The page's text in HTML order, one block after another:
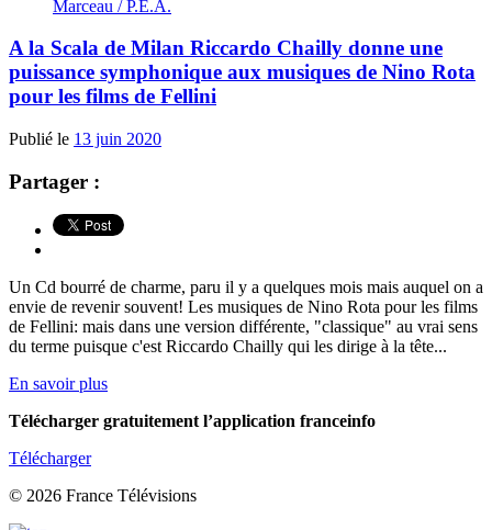
Marceau / P.E.A.
A la Scala de Milan Riccardo Chailly donne une
puissance symphonique aux musiques de Nino Rota
pour les films de Fellini
Publié le 13 juin 2020
Partager :
Un Cd bourré de charme, paru il y a quelques mois mais auquel on a
envie de revenir souvent! Les musiques de Nino Rota pour les films
de Fellini: mais dans une version différente, "classique" au vrai sens
du terme puisque c'est Riccardo Chailly qui les dirige à la tête...
En savoir plus
Télécharger gratuitement l’application franceinfo
Télécharger
© 2026 France Télévisions